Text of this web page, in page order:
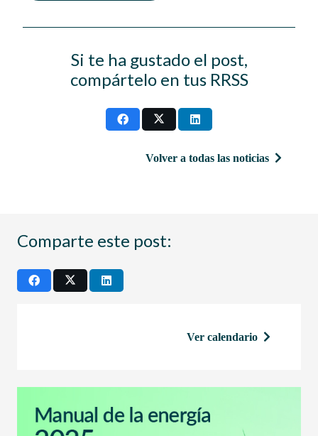
Si te ha gustado el post,
compártelo en tus RRSS
Volver a todas las noticias
Comparte este post:
Ver calendario